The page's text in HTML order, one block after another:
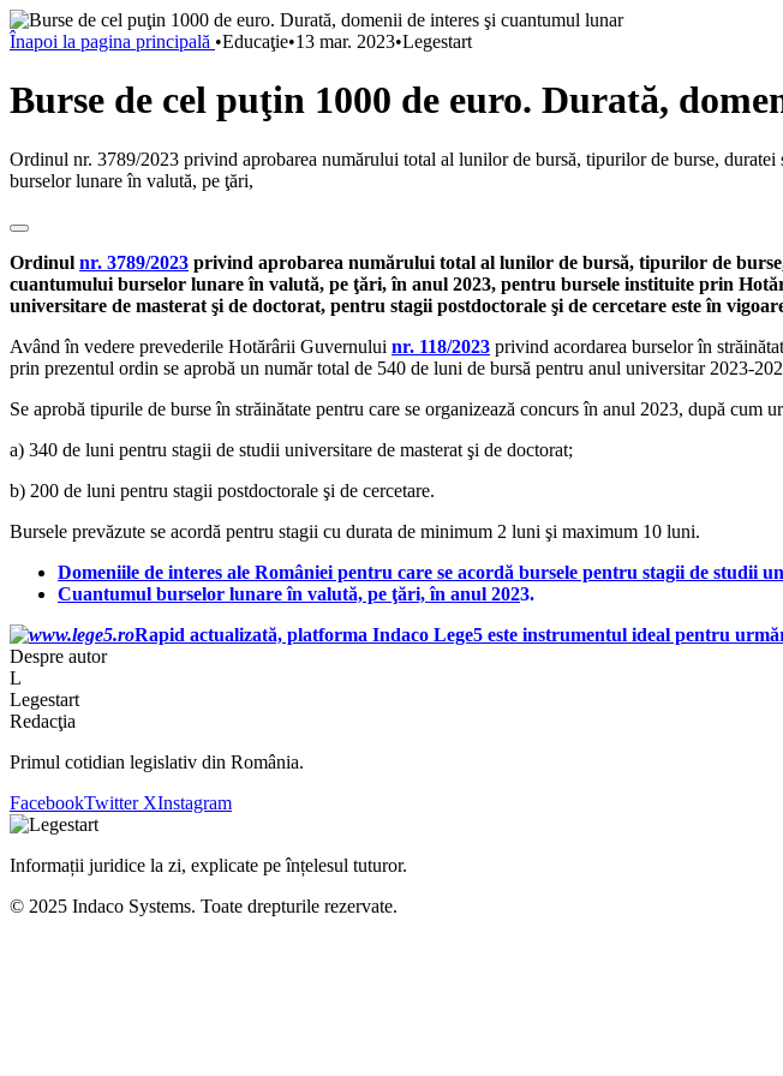
Înapoi la pagina principală •Educaţie•13 mar. 2023•Legestart
Burse de cel puţin 1000 de euro. Durată,
Ordinul nr. 3789/2023 privind aprobarea numărului total al lunilor de bursă, tipurilor de burse,
burselor lunare în valută, pe ţări,
Ordinul nr. 3789/2023 privind aprobarea numărului total al lunilor de bursă, tipurilor de
cuantumului burselor lunare în valută, pe ţări, în anul 2023, pentru bursele instituite prin
universitare de masterat şi de doctorat, pentru stagii postdoctorale şi de cercetare este în
Având în vedere prevederile Hotărârii Guvernului nr. 118/2023 privind acordarea burselor în
prin prezentul ordin se aprobă un număr total de 540 de luni de bursă pentru anul universitar 2023-
Se aprobă tipurile de burse în străinătate pentru care se organizează concurs în anul 2023, după cum
a) 340 de luni pentru stagii de studii universitare de masterat şi de doctorat;
b) 200 de luni pentru stagii postdoctorale şi de cercetare.
Bursele prevăzute se acordă pentru stagii cu durata de minimum 2 luni şi maximum 10 luni.
Domeniile de interes ale României pentru care se acordă bursele pentru stagii de studii
Cuantumul burselor lunare în valută, pe ţări, în anul 2023.
Rapid actualizată, platforma Indaco Lege5 este instrumentul ideal pentru
Despre autor
L
Legestart
Redacţia
Primul cotidian legislativ din România.
FacebookTwitter XInstagram
Informații juridice la zi, explicate pe înțelesul tuturor.
© 2025 Indaco Systems. Toate drepturile rezervate.